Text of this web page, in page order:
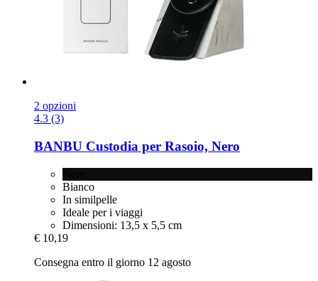
2 opzioni
4.3 (3)
BANBU Custodia per Rasoio, Nero
Bianco
In similpelle
Ideale per i viaggi
Dimensioni: 13,5 x 5,5 cm
€ 10,19
Consegna entro il giorno 12 agosto